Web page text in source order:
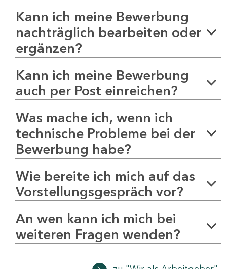
Kann ich meine Bewerbung
nachträglich bearbeiten oder
ergänzen?
Kann ich meine Bewerbung
auch per Post einreichen?
Was mache ich, wenn ich
technische Probleme bei der
Bewerbung habe?
Wie bereite ich mich auf das
Vorstellungsgespräch vor?
An wen kann ich mich bei
weiteren Fragen wenden?